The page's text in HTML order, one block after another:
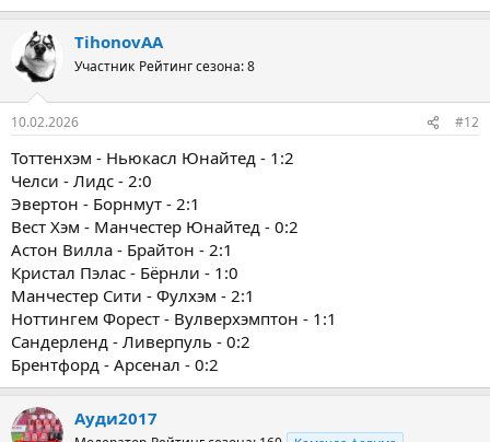
TihonovAA
Участник Рейтинг сезона: 8
10.02.2026 #12
Тоттенхэм - Ньюкасл Юнайтед - 1:2
Челси - Лидс - 2:0
Эвертон - Борнмут - 2:1
Вест Хэм - Манчестер Юнайтед - 0:2
Астон Вилла - Брайтон - 2:1
Кристал Пэлас - Бёрнли - 1:0
Манчестер Сити - Фулхэм - 2:1
Ноттингем Форест - Вулверхэмптон - 1:1
Сандерленд - Ливерпуль - 0:2
Брентфорд - Арсенал - 0:2
Ауди2017